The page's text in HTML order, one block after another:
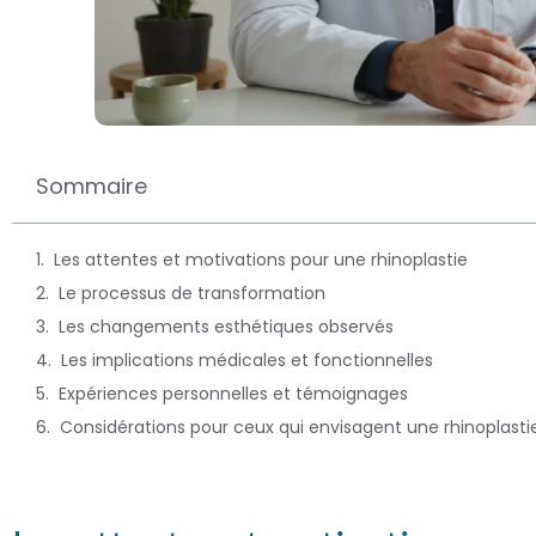
Sommaire
Les attentes et motivations pour une rhinoplastie
Le processus de transformation
Les changements esthétiques observés
Les implications médicales et fonctionnelles
Expériences personnelles et témoignages
Considérations pour ceux qui envisagent une